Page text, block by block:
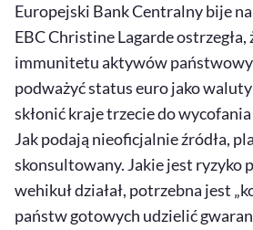
Europejski Bank Centralny bije
EBC Christine Lagarde ostrzegła,
immunitetu aktywów
podważyć status euro jako
skłonić kraje trzecie do
Jak podają nieoficjalnie źródła,
skonsultowany. Jakie jest ryzyko
wehikuł działał, potrzebna jest
państw gotowych udzielić